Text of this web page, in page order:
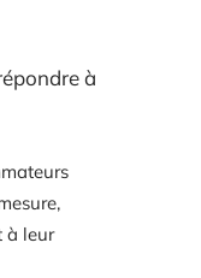
à
à leur